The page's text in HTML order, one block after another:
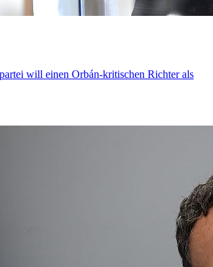
will einen Orbán-kritischen Richter als